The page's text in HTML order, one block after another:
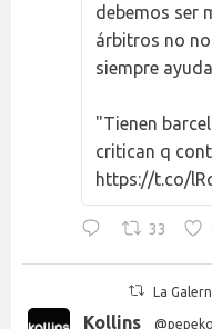
debemos ser
árbitros no
siempre
"Tienen
critican q
https://t.co/
33
La
Kollins